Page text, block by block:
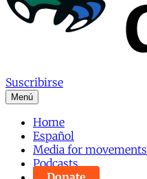
Suscribirse
Menú
Home
Español
Media for movements
Podcasts